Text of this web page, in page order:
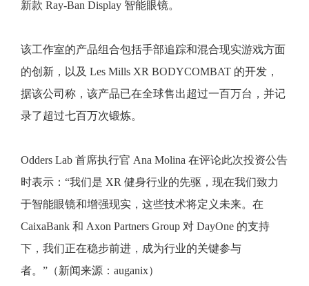
新款 Ray-Ban Display 智能眼镜。
该工作室的产品组合包括手部追踪和混合现实游戏方面
的创新，以及 Les Mills XR BODYCOMBAT 的开发，
据该公司称，该产品已在全球售出超过一百万台，并记
录了超过七百万次锻炼。
Odders Lab 首席执行官 Ana Molina 在评论此次投资公告
时表示：“我们是 XR 健身行业的先驱，现在我们致力
于智能眼镜和增强现实，这些技术将定义未来。在
CaixaBank 和 Axon Partners Group 对 DayOne 的支持
下，我们正在稳步前进，成为行业的关键参与
者。”（新闻来源：auganix）